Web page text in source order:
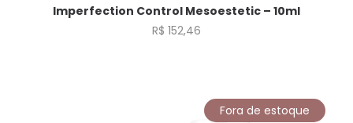
Imperfection Control Mesoestetic – 10ml
R$ 152,46
Fora de estoque